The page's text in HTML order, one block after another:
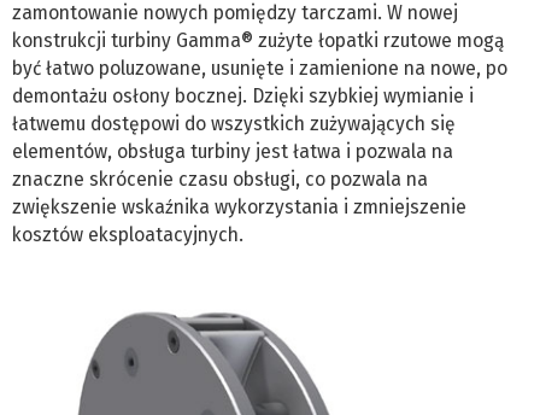
zamontowanie nowych pomiędzy tarczami. W nowej
konstrukcji turbiny Gamma® zużyte łopatki rzutowe mogą
być łatwo poluzowane, usunięte i zamienione na nowe, po
demontażu osłony bocznej. Dzięki szybkiej wymianie i
łatwemu dostępowi do wszystkich zużywających się
elementów, obsługa turbiny jest łatwa i pozwala na
znaczne skrócenie czasu obsługi, co pozwala na
zwiększenie wskaźnika wykorzystania i zmniejszenie
kosztów eksploatacyjnych.